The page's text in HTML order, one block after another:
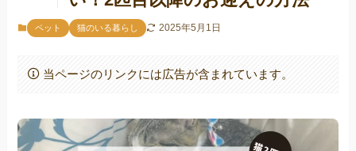
ペット 猫のいる暮らし 2025年5月1日
当ページのリンクには広告が含まれています。